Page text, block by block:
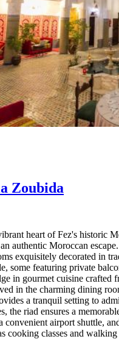
Zoubida
heart of Fez's historic
authentic Moroccan
exquisitely decorated in
some featuring private
in gourmet cuisine crafted
in the charming dining
a tranquil setting to
the riad ensures a
convenient airport shuttle,
cooking classes and walking